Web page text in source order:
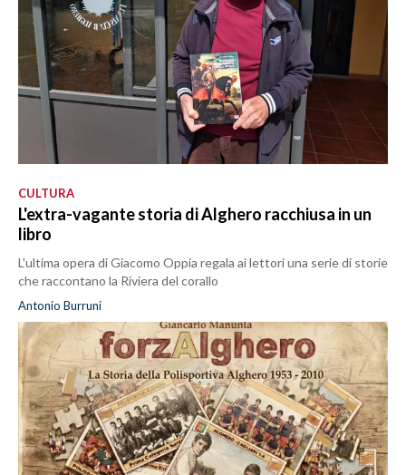
CULTURA
L'extra-vagante storia di Alghero racchiusa in un
libro
L'ultima opera di Giacomo Oppia regala ai lettori una serie di storie
che raccontano la Riviera del corallo
Antonio Burruni